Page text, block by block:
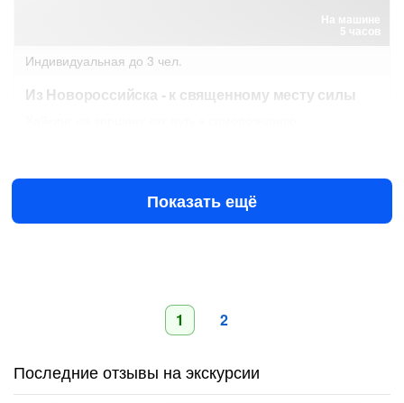
На машине
5 часов
Индивидуальная до 3 чел.
Из Новороссийска - к священному месту силы
10 400 ₽за всё до 3 чел.
Показать ещё
1 2
Последние отзывы на экскурсии